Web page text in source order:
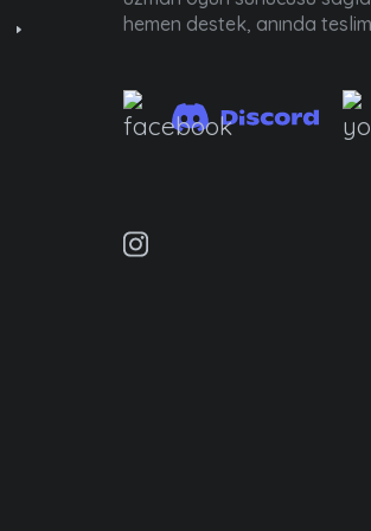
hemen destek, anında teslim